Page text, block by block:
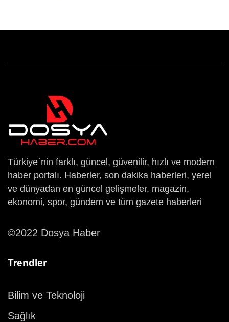
Türkiye`nin farklı, güncel, güvenilir, hızlı ve modern
haber portalı. Haberler, son dakika haberleri, yerel
ve dünyadan en güncel gelişmeler, magazin,
ekonomi, spor, gündem ve tüm gazete haberleri
©2022 Dosya Haber
Trendler
Bilim ve Teknoloji
Sağlık